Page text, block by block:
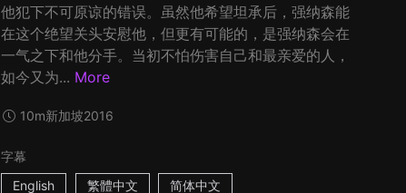
他犯下不可原谅的错误。虽然他希望坦承后，强纳森能
在这个绝望关头安慰他，但更有可能的，是强纳森会在
一气之下和他分手。当初不怕伤害自己和最亲爱的人，
如今又为... More
10m新加坡2016
字幕
English
繁體中文 简体中文